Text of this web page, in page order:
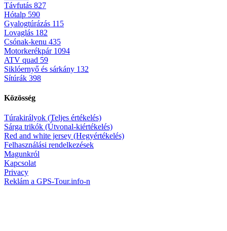
Távfutás 827
Hótalp 590
Gyalogtúrázás 115
Lovaglás 182
Csónak-kenu 435
Motorkerékpár 1094
ATV quad 59
Siklóernyő és sárkány 132
Sítúrák 398
Közösség
Túrakirályok (Teljes értékelés)
Sárga trikók (Útvonal-kiértékelés)
Red and white jersey (Hegyértékelés)
Felhasználási rendelkezések
Magunkról
Kapcsolat
Privacy
Reklám a GPS-Tour.info-n